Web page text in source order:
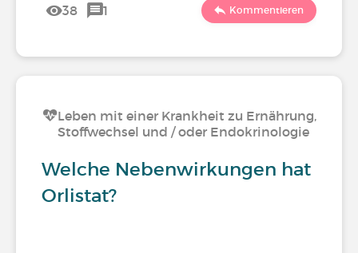
38 1 Kommentieren
Leben mit einer Krankheit zu Ernährung,
Stoffwechsel und / oder Endokrinologie
Welche Nebenwirkungen hat
Orlistat?